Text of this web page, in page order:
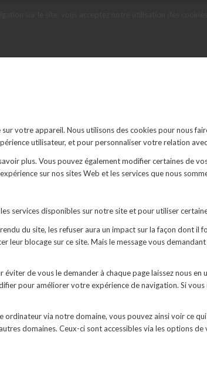
votre appareil. Nous utilisons des cookies pour nous
utilisateur, et pour personnaliser votre relation
plus. Vous pouvez également modifier certaines de
sur nos sites Web et les services que nous
services disponibles sur notre site et pour utiliser
du site, les refuser aura un impact sur la façon dont il
leur blocage sur ce site. Mais le message vous
de vous le demander à chaque page laissez nous en
pour améliorer votre expérience de navigation. Si
via notre domaine, vous pouvez ainsi voir ce
domaines. Ceux-ci sont accessibles via les options